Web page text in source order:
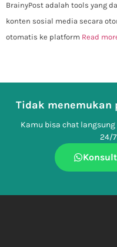
BrainyPost adalah tools yang
konten sosial media secara
otomatis ke platform Read
Tidak menemukan
Kamu bisa chat
24/